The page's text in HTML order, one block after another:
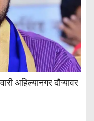
अहिल्यानगर दौऱ्यावर